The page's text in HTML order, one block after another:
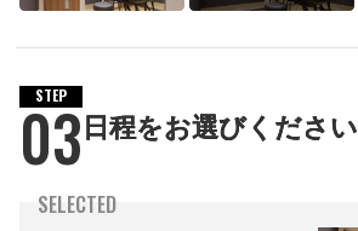
STEP
03日程をお選びください
SELECTED